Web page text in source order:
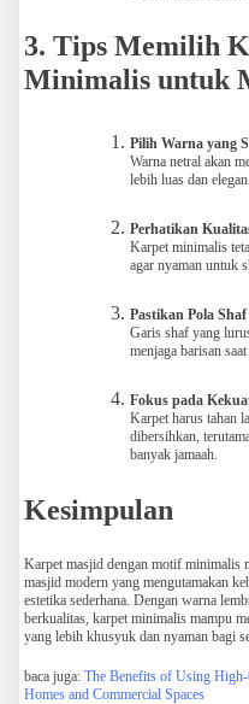
3. Tips Memilih
Minimalis untuk
Pilih Warna yang
Warna netral akan
lebih luas dan elegan.
Perhatikan
Karpet minimalis
agar nyaman untuk
Pastikan Pola Shaf
Garis shaf yang
menjaga barisan
Fokus pada
Karpet harus tahan
dibersihkan,
banyak jamaah.
Kesimpulan
Karpet masjid dengan motif minimalis
masjid modern yang mengutamakan
estetika sederhana. Dengan warna
berkualitas, karpet minimalis mampu
yang lebih khusyuk dan nyaman bagi
baca juga: The Benefits of Using
Homes and Commercial Spaces